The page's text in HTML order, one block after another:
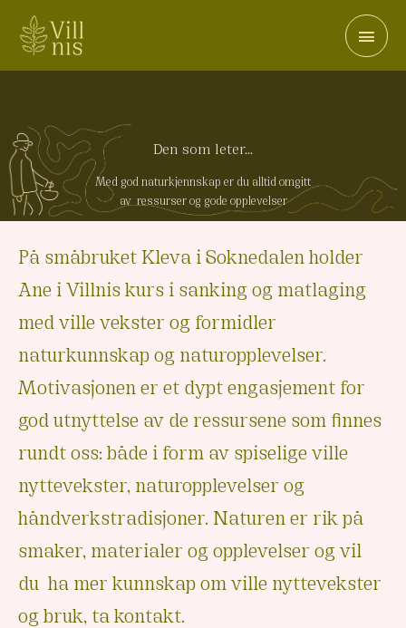
Den som leter...
Med god naturkjennskap er du alltid omgitt
av ressurser og gode opplevelser
På småbruket Kleva i Soknedalen holder
Ane i Villnis kurs i sanking og matlaging
med ville vekster og formidler
naturkunnskap og naturopplevelser.
Motivasjonen er et dypt engasjement for
god utnyttelse av de ressursene som finnes
rundt oss: både i form av spiselige ville
nyttevekster, naturopplevelser og
håndverkstradisjoner. Naturen er rik på
smaker, materialer og opplevelser og vil
du ha mer kunnskap om ville nyttevekster
og bruk, ta kontakt.